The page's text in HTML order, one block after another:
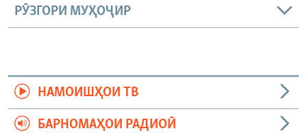
РӮЗГОРИ МУҲОҶИР
НАМОИШҲОИ ТВ
БАРНОМАҲОИ РАДИОӢ